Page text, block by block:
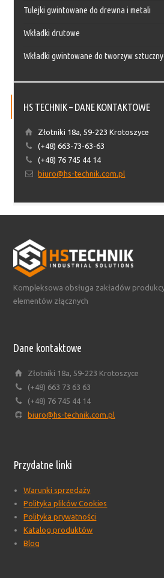
Tulejki gwintowane do drewna i metali
Wkładki drutowe
Wkładki gwintowane do tworzyw
HS TECHNIK – DANE KONTAKTOWE
Złotniki 18a, 59-223 Krotoszyce
(+48) 663-73-63-63
(+48) 76 745 44 14
biuro@hs-technik.com.pl
Kompleksowa obsługa zakładów
elementów złącznych
Dane kontaktowe
Złotniki 18a, 59-223 Krotoszyce
(+48) 663 73 63 63
(+48) 76 745 44 14
biuro@hs-technik.com.pl
Przydatne linki
Warunki sprzedaży
Polityka plików Cookies
Polityka prywatności
Katalog produktów
Blog